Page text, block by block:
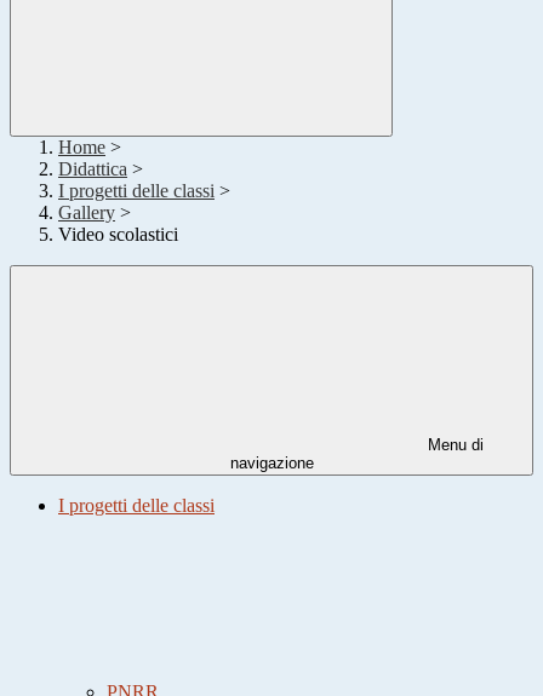
Home >
Didattica >
I progetti delle classi >
Gallery >
Video scolastici
Menu di
navigazione
I progetti delle classi